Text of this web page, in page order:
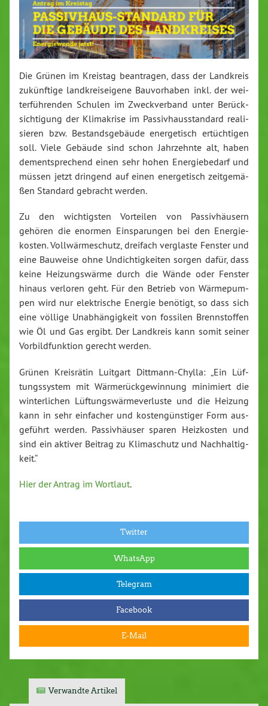
Die Grünen im Kreistag be­an­tra­gen, dass der Landkreis
zu­künf­ti­ge land­kreis­ei­ge­ne Bau­vor­ha­ben inkl. der wei­
ter­füh­ren­den Schulen im Zweck­ver­band unter Be­rück­
sich­ti­gung der Kli­ma­kri­se im Pas­siv­haus­stan­dard rea­li­
sie­ren bzw. Be­stands­ge­bäu­de en­er­ge­tisch er­tüch­ti­gen
soll. Viele Gebäude sind schon Jahr­zehn­te alt, haben
dem­entspre­chend einen sehr hohen En­er­gie­be­darf und
müssen jetzt dringend auf einen en­er­ge­tisch zeit­ge­mä­
ßen Standard gebracht werden.
Zu den wich­tigs­ten Vorteilen von Pas­siv­häu­sern
gehören die enormen Ein­spa­run­gen bei den En­er­gie­
kos­ten. Voll­wär­me­schutz, dreifach verglaste Fenster und
eine Bauweise ohne Un­dich­tig­kei­ten sorgen dafür, dass
keine Hei­zungs­wär­me durch die Wände oder Fenster
hinaus verloren geht. Für den Betrieb von Wär­me­pum­
pen wird nur elek­tri­sche Energie benötigt, so dass sich
eine völlige Un­ab­hän­gig­keit von fossilen Brenn­stof­fen
wie Öl und Gas ergibt. Der Landkreis kann somit seiner
Vor­bild­funk­ti­on gerecht werden.
Grünen Kreis­rä­tin Luitgart Ditt­mann-Chyl­la: „Ein Lüf­
tungs­sys­tem mit Wär­me­rück­ge­win­nung minimiert die
win­ter­li­chen Lüf­tungs­wär­me­ver­lus­te und die Heizung
kann in sehr einfacher und kos­ten­güns­ti­ger Form aus­
ge­führt werden. Pas­siv­häu­ser sparen Heiz­kos­ten und
sind ein aktiver Beitrag zu Kli­ma­schutz und Nach­hal­tig­
keit.“
Hier der Antrag im Wortlaut.
Twitter
WhatsApp
Telegram
Facebook
E-Mail
Verwandte Artikel